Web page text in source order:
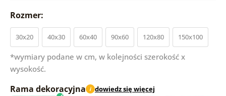
Rozmer:
30x20 40x30 60x40 90x60 120x80 150x100
*wymiary podane w cm, w kolejności szerokość x
wysokość.
Rama dekoracyjna i dowiedz się więcej